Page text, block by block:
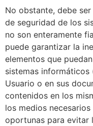
No obstante, debe
de seguridad de los
no son enteramente
puede garantizar la
elementos que
sistemas
Usuario o en sus
contenidos en los
los medios
oportunas para evitar